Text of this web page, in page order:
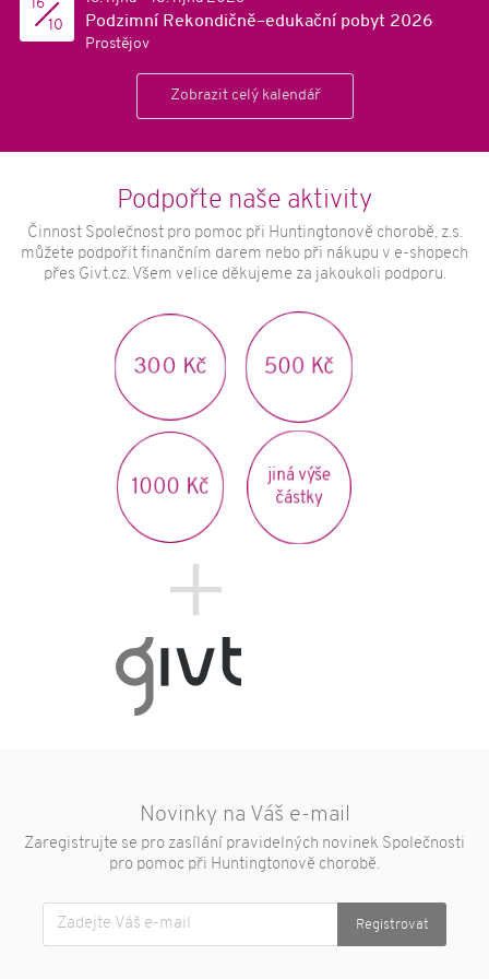
16
10
Podzimní Rekondičně–edukační pobyt 2026
Prostějov
Zobrazit celý kalendář
Podpořte naše aktivity
Činnost Společnost pro pomoc při Huntingtonově chorobě, z.s.
můžete podpořit finančním darem nebo při nákupu v e-shopech
přes Givt.cz. Všem velice děkujeme za jakoukoli podporu.
300 Kč 500 Kč
1000 Kč
jiná výše
částky
Novinky na Váš e-mail
Zaregistrujte se pro zasílání pravidelných novinek Společnosti
pro pomoc při Huntingtonově chorobě.
Registrovat